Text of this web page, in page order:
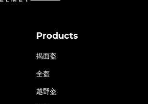
Products
揭面盔
全盔
越野盔